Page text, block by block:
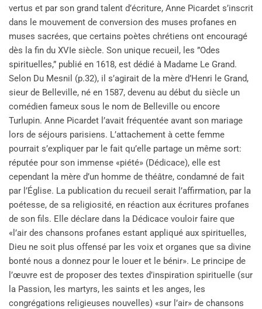
vertus et par son grand talent d’écriture, Anne Picardet s’inscrit
dans le mouvement de conversion des muses profanes en
muses sacrées, que certains poètes chrétiens ont encouragé
dès la fin du XVIe siècle. Son unique recueil, les ”Odes
spirituelles,” publié en 1618, est dédié à Madame Le Grand.
Selon Du Mesnil (p.32), il s’agirait de la mère d’Henri le Grand,
sieur de Belleville, né en 1587, devenu au début du siècle un
comédien fameux sous le nom de Belleville ou encore
Turlupin. Anne Picardet l’avait fréquentée avant son mariage
lors de séjours parisiens. L’attachement à cette femme
pourrait s’expliquer par le fait qu’elle partage un même sort:
réputée pour son immense «piété» (Dédicace), elle est
cependant la mère d’un homme de théâtre, condamné de fait
par l’Église. La publication du recueil serait l’affirmation, par la
poétesse, de sa religiosité, en réaction aux écritures profanes
de son fils. Elle déclare dans la Dédicace vouloir faire que
«l’air des chansons profanes estant appliqué aux spirituelles,
Dieu ne soit plus offensé par les voix et organes que sa divine
bonté nous a donnez pour le louer et le bénir». Le principe de
l’œuvre est de proposer des textes d’inspiration spirituelle (sur
la Passion, les martyrs, les saints et les anges, les
congrégations religieuses nouvelles) «sur l’air» de chansons